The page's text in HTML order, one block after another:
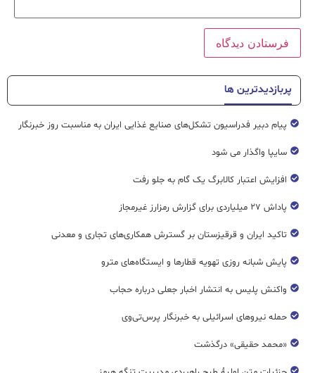
پربازدیدترین ها
پیام دبیر فدراسیون تشکل‌های صنایع غذایی ایران به مناسبت روز خبرنگار
سایپا واگذار می شود
افزایش اعتبار کالابرگ یک گام به جلو رفت
پاداش ۲۷ میلیاردی برای گزارش رمزارز غیرمجاز
تاکید ایران و قرقیزستان بر گسترش همکاری‌های تجاری و معدنی
پایش شبانه روزی تهویه قطار‌ها و ایستگاه‌های مترو
واکنش پلیس به انتشار اخبار جعلی درباره حجاب
حمله نیروهای اسرائیلی به خبرنگار پرس‌تی‌وی
«محمد حقیقی» درگذشت